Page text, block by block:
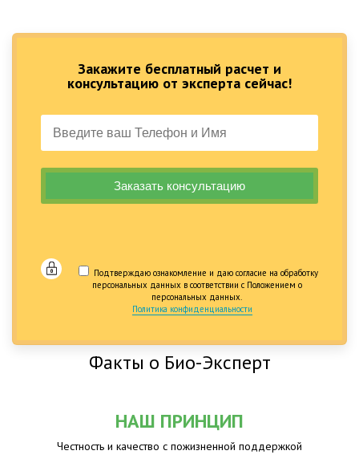
Закажите бесплатный расчет и
консультацию от эксперта сейчас!
Подтверждаю ознакомление и даю согласие на обработку
персональных данных в соответствии с Положением о
персональных данных.
Политика конфиденциальности
Факты о Био-Эксперт
НАШ ПРИНЦИП
Честность и качество с пожизненной поддержкой